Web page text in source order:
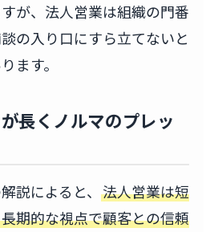
が、法人営業は組織の門番
の入り口にすら立てないと
ます。
長くノルマのプレッ
説によると、 法人営業は短
期的な視点で顧客との信頼